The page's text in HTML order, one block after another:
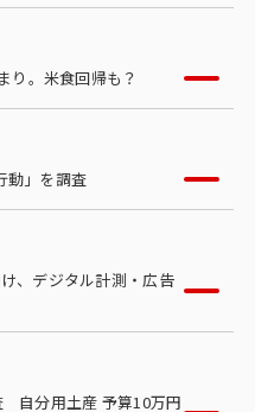
取り組み
り。米食回帰も？
動」を調査
、デジタル計測・広告
自分用土産 予算10万円